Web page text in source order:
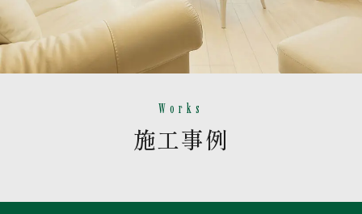
Works
施工事例